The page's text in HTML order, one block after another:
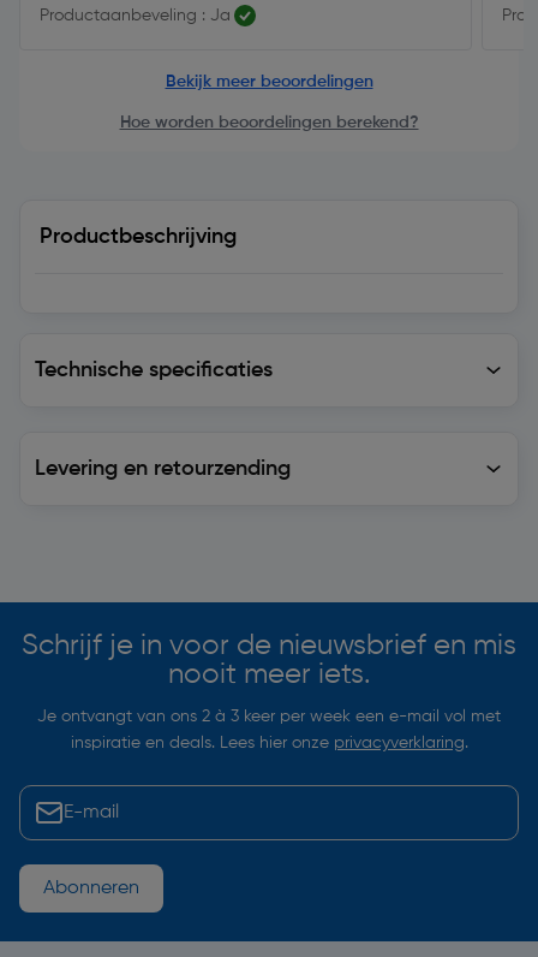
Productaanbeveling : Ja
Bekijk meer beoordelingen
Hoe worden beoordelingen berekend?
Productbeschrijving
Technische specificaties
Levering en retourzending
Schrijf je in voor de nieuwsbrief en mis
nooit meer iets.
Je ontvangt van ons 2 à 3 keer per week een e-mail vol met
inspiratie en deals. Lees hier onze privacyverklaring.
Abonneren